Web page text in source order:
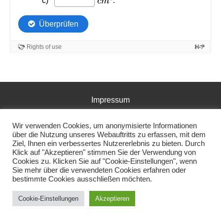
Impressum
Copyright © 2026 Mathe Digital
Wir verwenden Cookies, um anonymisierte Informationen
über die Nutzung unseres Webauftritts zu erfassen, mit dem
Ziel, Ihnen ein verbessertes Nutzererlebnis zu bieten. Durch
Klick auf "Akzeptieren" stimmen Sie der Verwendung von
Cookies zu. Klicken Sie auf "Cookie-Einstellungen", wenn
Sie mehr über die verwendeten Cookies erfahren oder
bestimmte Cookies ausschließen möchten.
Cookie-Einstellungen Akzeptieren